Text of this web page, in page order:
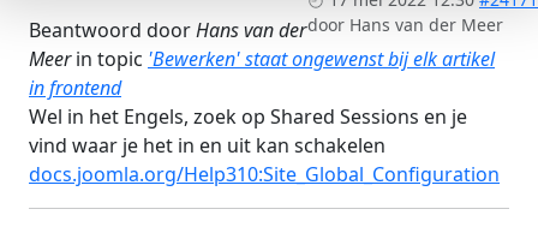
door Hans van der Meer
Beantwoord doorHans van der
Meerin topic 'Bewerken' staat ongewenst bij elk artikel
in frontend
Wel in het Engels, zoek op Shared Sessions en je
vind waar je het in en uit kan schakelen
docs.joomla.org/Help310:Site_Global_Configuration